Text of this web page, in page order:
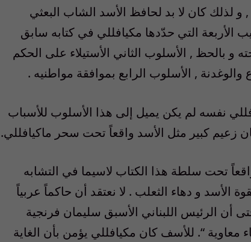
و لذلك كان لا بد لحافظ الأسد الشاب البعثي
التي حدّدها مكيافللي في كتابه سابق
و بالحظ , الأسلوب الثاني الأستيلاء على الحكم
, الأسلوب الرابع بموافقة مواطنيه .
نفسه لم يكن يميل إلى هذا الأسلوب للأسباب
زعيم كبير مثل الأسد واقعاً تحت سحر ماكيافللي.
تحت سلطة هذا الكتاب لاسيما في التشابه
الأسد و دهاء الثعلب . لا نعتقد أن حاكماً عربياً
أن الرئيس اللبناني الأسبق سليمان فرنجية
“. للأسف كان مكيافللي يؤمن بأن الغاية